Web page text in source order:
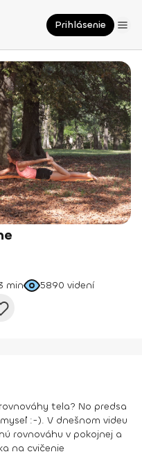
Prihlásenie
min 5890 videní
tela? No predsa
:-). V dnešnom videu
rovnováhu v pokojnej a
na cvičenie